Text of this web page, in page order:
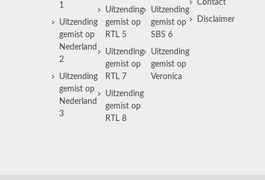
1
Uitzending
gemist op
Nederland
2
Uitzending
gemist op
Nederland
3
Uitzending
gemist op
RTL 5
Uitzending
gemist op
RTL 7
Uitzending
gemist op
RTL 8
Uitzending
gemist op
SBS 6
Uitzending
gemist op
Veronica
Contact
Disclaimer